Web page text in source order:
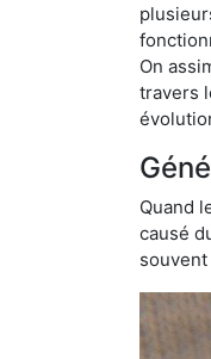
On
travers
Quand
causé
souvent